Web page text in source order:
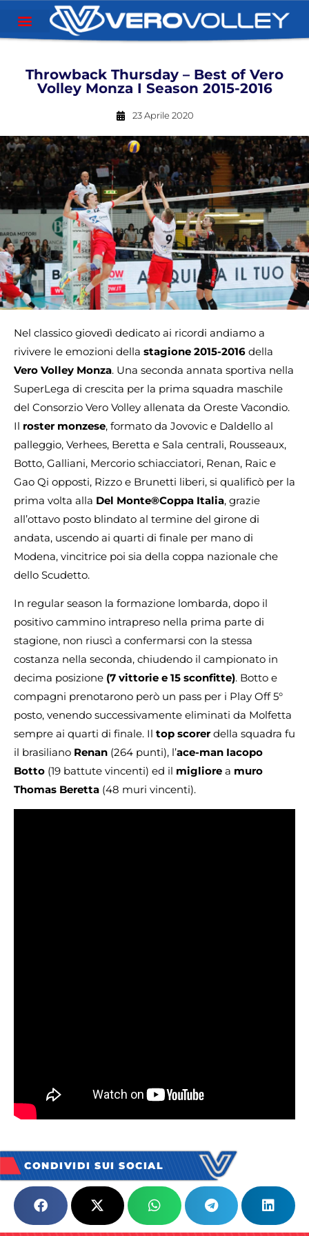
Throwback Thursday – Best of Vero
Volley Monza I Season 2015-2016
23 Aprile 2020
Nel classico giovedì dedicato ai ricordi andiamo a
rivivere le emozioni della stagione 2015-2016 della
Vero Volley Monza. Una seconda annata sportiva nella
SuperLega di crescita per la prima squadra maschile
del Consorzio Vero Volley allenata da Oreste Vacondio.
Il roster monzese, formato da Jovovic e Daldello al
palleggio, Verhees, Beretta e Sala centrali, Rousseaux,
Botto, Galliani, Mercorio schiacciatori, Renan, Raic e
Gao Qi opposti, Rizzo e Brunetti liberi, si qualificò per la
prima volta alla Del Monte®Coppa Italia, grazie
all’ottavo posto blindato al termine del girone di
andata, uscendo ai quarti di finale per mano di
Modena, vincitrice poi sia della coppa nazionale che
dello Scudetto.
In regular season la formazione lombarda, dopo il
positivo cammino intrapreso nella prima parte di
stagione, non riuscì a confermarsi con la stessa
costanza nella seconda, chiudendo il campionato in
decima posizione (7 vittorie e 15 sconfitte). Botto e
compagni prenotarono però un pass per i Play Off 5°
posto, venendo successivamente eliminati da Molfetta
sempre ai quarti di finale. Il top scorerdella squadra fu
il brasiliano Renan (264 punti), l’ace-man Iacopo
Botto (19 battute vincenti) ed il migliore a muro
Thomas Beretta (48 muri vincenti).
CONDIVIDI SUI SOCIAL